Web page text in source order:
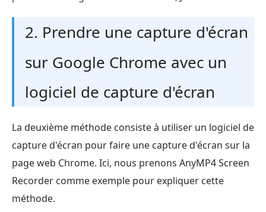
2. Prendre une capture d'écran
sur Google Chrome avec un
logiciel de capture d'écran
La deuxième méthode consiste à utiliser un logiciel de
capture d'écran pour faire une capture d'écran sur la
page web Chrome. Ici, nous prenons AnyMP4 Screen
Recorder comme exemple pour expliquer cette
méthode.